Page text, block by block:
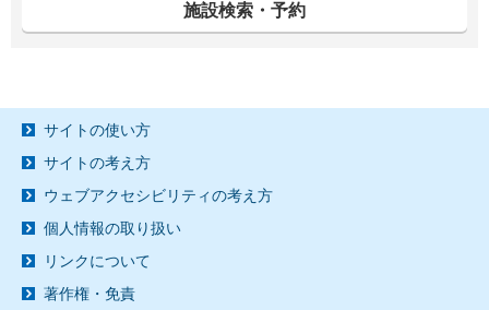
施設検索・予約
サイトの使い方
サイトの考え方
ウェブアクセシビリティの考え方
個人情報の取り扱い
リンクについて
著作権・免責